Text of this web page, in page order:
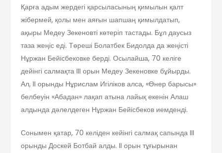
Қарға адым жердегі қарсыласының қимылын қалт
жібермей, қолы мен аяғын шапшаң қимылдатып,
ақыры Медеу Зекеновті көтеріп тастады. Бұл даусыз
таза жеңіс еді. Төреші Болатбек Бидолда да жеңісті
Нұржан Бейісбековке берді. Осылайша, 70 келіге
дейінгі салмақта III орын Медеу Зекеновке бұйырды.
Ал, II орынды Нұрислам Игіліков алса, «Өнер барысы»
белбеуін «Абадан» лақап атына лайық екенін Алаш
алдында дәлелдеген Нұржан Бейісбеков иемденді.
Сонымен қатар, 70 келіден кейінгі салмақ сапында III
орынды Доскей Ботбай алды. II орын тұғырынан